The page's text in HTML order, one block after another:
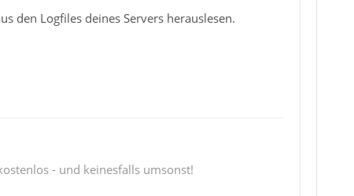
den Logfiles deines Servers herauslesen.
- und keinesfalls umsonst!